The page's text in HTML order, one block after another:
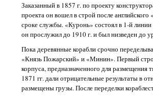
Заказанный в 1857 г. по проекту
проекта он вошел в строй после
сроке службы. «Куронь» состоял в 1-й
он прослужил до 1910 г. и был низведен до
Пока деревянные корабли срочно
«Князь Пожарский» и «Минин». Первый
корпуса, предназначенного для
1871 гг. дали отрицательные результаты в
размещены грузы. После переделки